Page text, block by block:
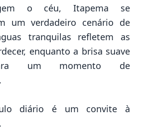
o céu, Itapema se
um verdadeiro cenário de
tranquilas refletem as
enquanto a brisa suave
um momento de
diário é um convite à